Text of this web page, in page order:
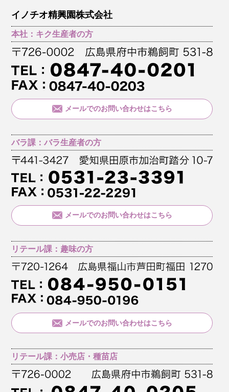
イノチオ精興園株式会社
本社：キク生産者の方
メールでのお問い合わせはこちら
バラ課：バラ生産者の方
メールでのお問い合わせはこちら
リテール課：趣味の方
メールでのお問い合わせはこちら
リテール課：小売店・種苗店